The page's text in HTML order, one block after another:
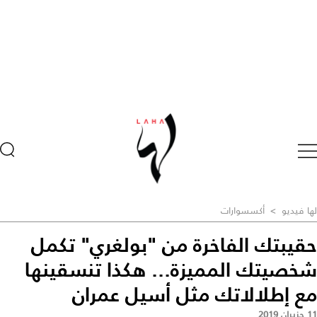
لها فيديو > أكسسوارات
حقيبتك الفاخرة من "بولغري" تكمل
شخصيتك المميزة... هكذا تنسقينها
مع إطلالاتك مثل أسيل عمران